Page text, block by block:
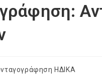
ΗΔΙΚΑ